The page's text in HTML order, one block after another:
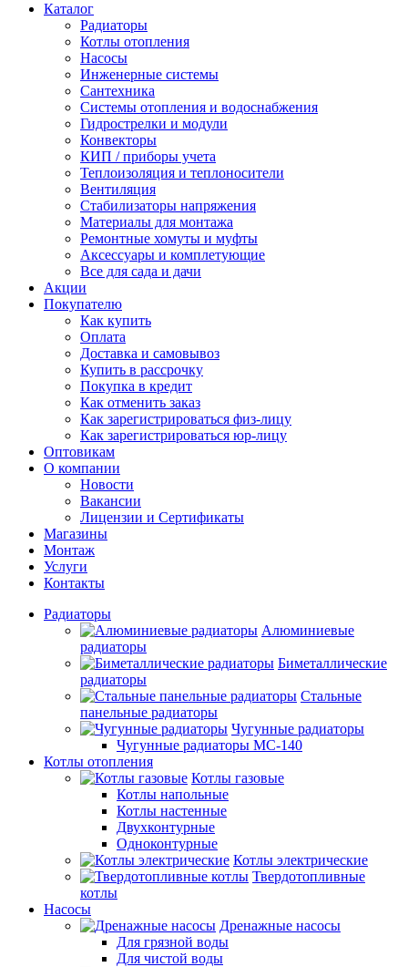
Каталог
Радиаторы
Котлы отопления
Насосы
Инженерные системы
Сантехника
Системы отопления и водоснабжения
Гидрострелки и модули
Конвекторы
КИП / приборы учета
Теплоизоляция и теплоносители
Вентиляция
Стабилизаторы напряжения
Материалы для монтажа
Ремонтные хомуты и муфты
Аксессуары и комплетующие
Все для сада и дачи
Акции
Покупателю
Как купить
Оплата
Доставка и самовывоз
Купить в рассрочку
Покупка в кредит
Как отменить заказ
Как зарегистрироваться физ-лицу
Как зарегистрироваться юр-лицу
Оптовикам
О компании
Новости
Вакансии
Лицензии и Сертификаты
Магазины
Монтаж
Услуги
Контакты
Радиаторы
Алюминиевые
радиаторы
Биметаллические
радиаторы
Стальные
панельные радиаторы
Чугунные радиаторы
Чугунные радиаторы МС-140
Котлы отопления
Котлы газовые
Котлы напольные
Котлы настенные
Двухконтурные
Одноконтурные
Котлы электрические
Твердотопливные
котлы
Насосы
Дренажные насосы
Для грязной воды
Для чистой воды